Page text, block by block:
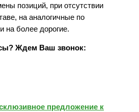
позиций, при отсутствии
на аналогичные по
на более дорогие.
Ждем Ваш звонок:
предложение к